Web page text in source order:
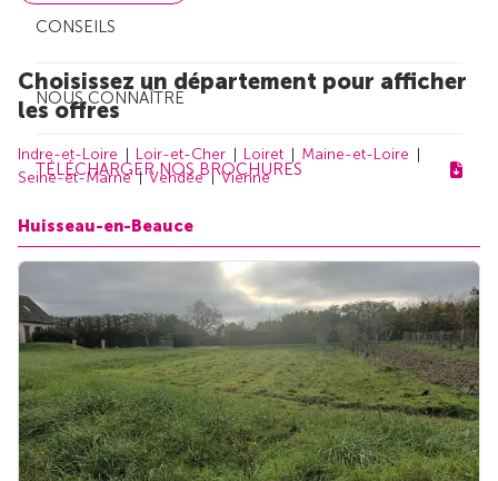
CONSEILS
NOUS CONNAÎTRE
TÉLÉCHARGER NOS BROCHURES
Choisissez un département pour afficher
les offres
Indre-et-Loire Loir-et-Cher Loiret
Maine-et-Loire
Seine-et-Marne
Vendée Vienne
Huisseau-en-Beauce